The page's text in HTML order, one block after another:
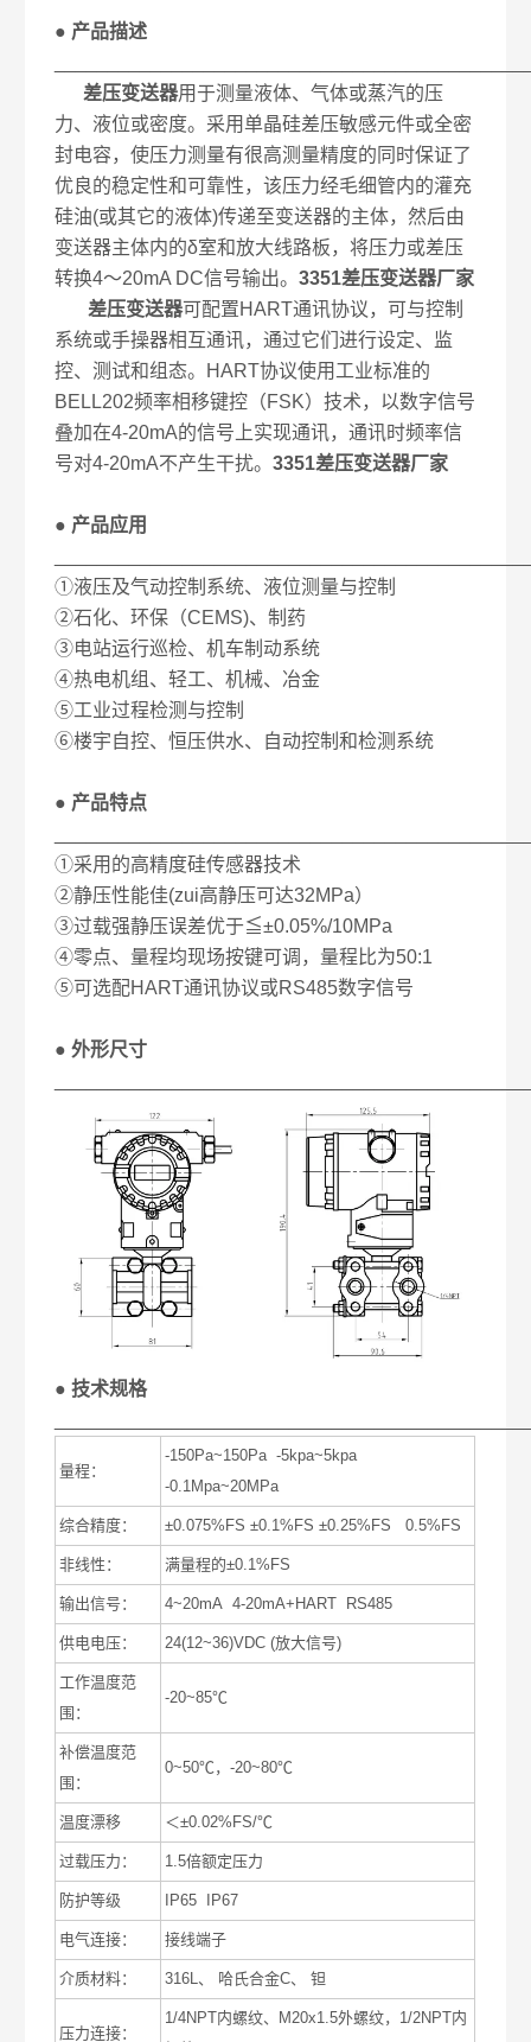
● 产品描述
差压变送器用于测量液体、气体或蒸汽的压
力、液位或密度。采用单晶硅差压敏感元件或全密
封电容，使压力测量有很高测量精度的同时保证了
优良的稳定性和可靠性，该压力经毛细管内的灌充
硅油(或其它的液体)传递至变送器的主体，然后由
变送器主体内的δ室和放大线路板，将压力或差压
转换4～20mA DC信号输出。3351差压变送器厂家
差压变送器可配置HART通讯协议，可与控制
系统或手操器相互通讯，通过它们进行设定、监
控、测试和组态。HART协议使用工业标准的
BELL202频率相移键控（FSK）技术，以数字信号
叠加在4-20mA的信号上实现通讯，通讯时频率信
号对4-20mA不产生干扰。3351差压变送器厂家
● 产品应用
①液压及气动控制系统、液位测量与控制
②石化、环保（CEMS)、制药
③电站运行巡检、机车制动系统
④热电机组、轻工、机械、冶金
⑤工业过程检测与控制
⑥楼宇自控、恒压供水、自动控制和检测系统
● 产品特点
①采用的高精度硅传感器技术
②静压性能佳(zui高静压可达32MPa）
③过载强静压误差优于≦±0.05%/10MPa
④零点、量程均现场按键可调，量程比为50:1
⑤可选配HART通讯协议或RS485数字信号
● 外形尺寸
● 技术规格
量程：
-150Pa~150Pa -5kpa~5kpa
-0.1Mpa~20MPa
综合精度： ±0.075%FS ±0.1%FS ±0.25%FS 0.5%FS
非线性： 满量程的±0.1%FS
输出信号： 4~20mA 4-20mA+HART RS485
供电电压： 24(12~36)VDC (放大信号)
工作温度范
围：
-20~85℃
补偿温度范
围：
0~50℃，-20~80℃
温度漂移 ＜±0.02%FS/℃
过载压力： 1.5倍额定压力
防护等级 IP65 IP67
电气连接： 接线端子
介质材料： 316L、 哈氏合金C、 钽
压力连接：
1/4NPT内螺纹、M20x1.5外螺纹，1/2NPT内